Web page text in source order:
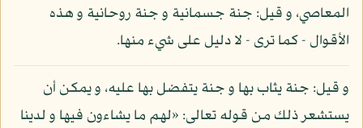
المعاصي، و قيل: جنة جسمانية و جنة روحانية و هذه
الأقوال - كما ترى - لا دليل على شيء منها.
و قيل: جنة يثاب بها و جنة يتفضل بها عليه، و يمكن أن
يستشعر ذلك من قوله تعالى: «لهم ما يشاءون فيها و لدينا